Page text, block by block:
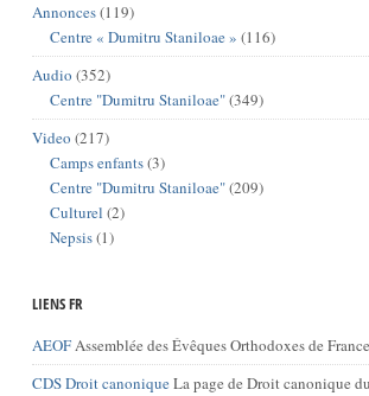
Annonces(119)
Centre « Dumitru Staniloae » (116)
Audio (352)
Centre "Dumitru Staniloae"(349)
Video (217)
Camps enfants(3)
Centre "Dumitru Staniloae"(209)
Culturel (2)
Nepsis(1)
LIENS FR
AEOFAssemblée des Évêques Orthodoxes de France
CDS Droit canoniqueLa page de Droit canonique du Centre Orthodoxe